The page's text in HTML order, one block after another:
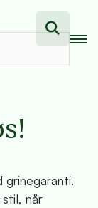
når